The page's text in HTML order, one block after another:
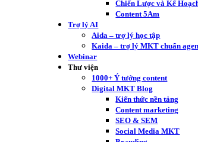
Chiến Lược và Kế
Content 5Am
Trợ lý AI
Aida – trợ lý học tập
Kaida – trợ lý MKT chuẩn
Webinar
Thư viện
1000+ Ý tưởng content
Digital MKT Blog
Kiến thức nền tảng
Content marketing
SEO & SEM
Social Media MKT